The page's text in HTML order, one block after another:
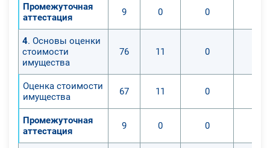
Промежуточная
аттестация
9 0 0
4. Основы оценки
стоимости
имущества
76 11 0
Оценка стоимости
имущества
67 11 0
Промежуточная
аттестация
9 0 0